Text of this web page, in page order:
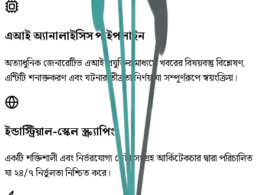
এআই অ্যানালাইসিস পাইপলাইন
অত্যাধুনিক জেনারেটিভ এআই প্রযুক্তির মাধ্যমে খবরের বিষয়বস্তু বিশ্লেষণ,
এন্টিটি শনাক্তকরণ এবং ঘটনার তীব্রতা নির্ণয় যা সম্পূর্ণরূপে স্বয়ংক্রিয়।
ইন্ডাস্ট্রিয়াল-স্কেল স্ক্র্যাপিং
একটি শক্তিশালী এবং নির্ভরযোগ্য ডেটা সংগ্রহ আর্কিটেকচার দ্বারা পরিচালিত
যা ২৪/৭ নির্ভুলতা নিশ্চিত করে।